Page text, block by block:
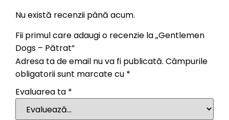
Nu există recenzii până acum.
Fii primul care adaugi o recenzie la „Gentlemen
Dogs – Pătrat”
Adresa ta de email nu va fi publicată. Câmpurile
obligatorii sunt marcate cu *
Evaluarea ta *